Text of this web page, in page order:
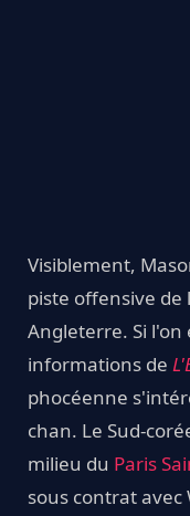
Visiblement,
piste offensive de
Angleterre. Si
informations de
phocéenne
chan. Le Sud-
milieu du Paris
sous contrat